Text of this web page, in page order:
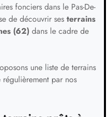
fonciers dans le Pas-De-
de découvrir ses terrains
(62) dans le cadre de
une liste de terrains
par nos